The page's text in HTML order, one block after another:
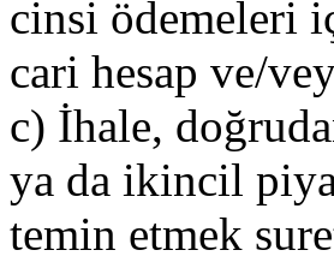
cinsi ödemeleri
cari hesap ve/
c) İhale,
ya da ikincil
temin etmek